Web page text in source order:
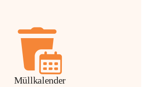
Müllkalender